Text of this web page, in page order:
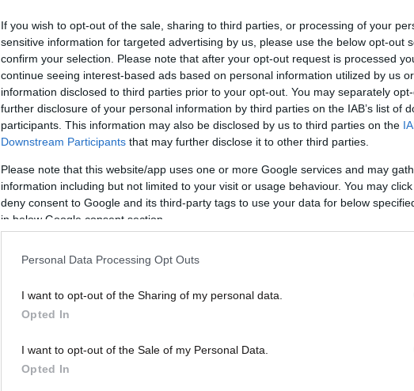
If you wish to opt-out of the sale, sharing to third parties, or processing of your
sensitive information for targeted advertising by us, please use the below opt-out
confirm your selection. Please note that after your opt-out request is processed
continue seeing interest-based ads based on personal information utilized by us
information disclosed to third parties prior to your opt-out. You may separately
further disclosure of your personal information by third parties on the IAB’s list of
participants. This information may also be disclosed by us to third parties on the
Downstream Participants that may further disclose it to other third parties.
Please note that this website/app uses one or more Google services and may
information including but not limited to your visit or usage behaviour. You may
deny consent to Google and its third-party tags to use your data for below
in below Google consent section.
Personal Data Processing Opt Outs
I want to opt-out of the Sharing of my personal data.
Opted In
I want to opt-out of the Sale of my Personal Data.
Opted In